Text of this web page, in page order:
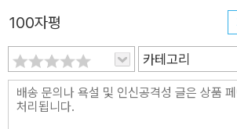
다른 남자들을 성적, 육체적, 지적, 경제적
라 평가된다. 참, 식탁에서 고기를 써는 역
하려는 것도 같은 이유로 설명할 수 있다. …
에 대해 말하는 것보다 더 계집애스러운 짓
한 집착과 경쟁 하에서 남자들은 자신의 문
100자평
카테고리